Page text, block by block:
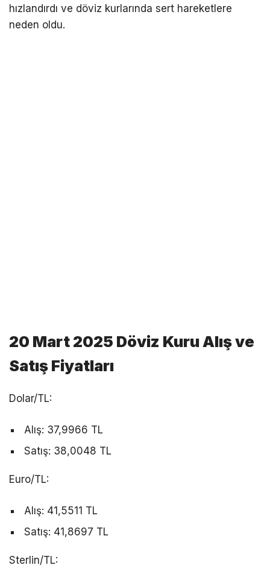
hızlandırdı ve döviz kurlarında sert hareketlere
neden oldu.
20 Mart 2025 Döviz Kuru Alış ve
Satış Fiyatları
Dolar/TL:
Alış: 37,9966 TL
Satış: 38,0048 TL
Euro/TL:
Alış: 41,5511 TL
Satış: 41,8697 TL
Sterlin/TL: